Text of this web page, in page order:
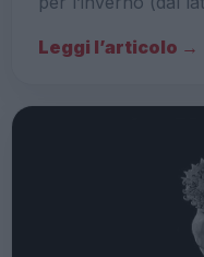
Leggi l’articolo →